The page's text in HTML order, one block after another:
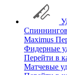
Maximus
Фидерные
Перейти в
Матчевые